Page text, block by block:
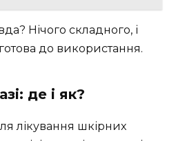
Нічого складного, і
до використання.
де і як?
лікування шкірних